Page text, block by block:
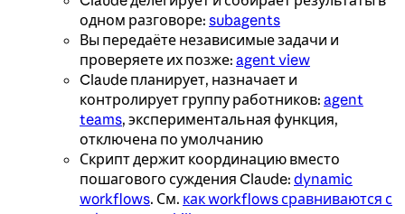
одном разговоре: subagents
Вы передаёте независимые задачи и
проверяете их позже: agent view
Claude планирует, назначает и
контролирует группу работников: agent
teams, экспериментальная функция,
отключена по умолчанию
Скрипт держит координацию вместо
пошагового суждения Claude: dynamic
workflows. См. как workflows сравниваются с